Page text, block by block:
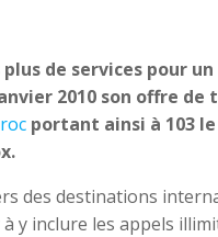
de services pour
2010 son offre
portant ainsi à 103
des destinations
y inclure les appels